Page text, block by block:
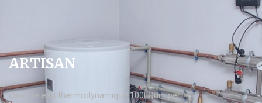
ARTISAN
chauffe eau thermodynamique 100l Quimper